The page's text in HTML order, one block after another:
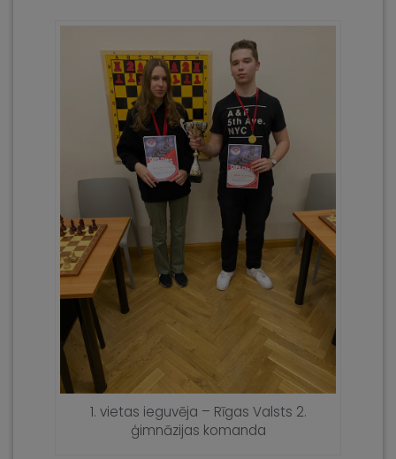
1. vietas ieguvēja – Rīgas Valsts 2.
ģimnāzijas komanda